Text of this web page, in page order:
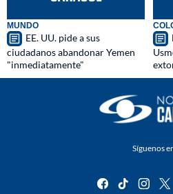
MUNDO
EE. UU. pide a sus
ciudadanos abandonar Yemen
"inmediatamente"
Síguenos
facebook
tiktok